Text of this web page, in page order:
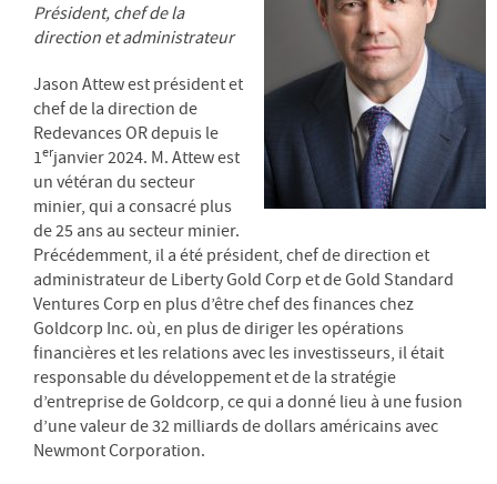
Président, chef de la
direction et administrateur
Jason Attew est président et
chef de la direction de
Redevances OR depuis le
1erjanvier 2024. M. Attew est
un vétéran du secteur
minier, qui a consacré plus
de 25 ans au secteur minier.
Précédemment, il a été président, chef de direction et
administrateur de Liberty Gold Corp et de Gold Standard
Ventures Corp en plus d’être chef des finances chez
Goldcorp Inc. où, en plus de diriger les opérations
financières et les relations avec les investisseurs, il était
responsable du développement et de la stratégie
d’entreprise de Goldcorp, ce qui a donné lieu à une fusion
d’une valeur de 32 milliards de dollars américains avec
Newmont Corporation.